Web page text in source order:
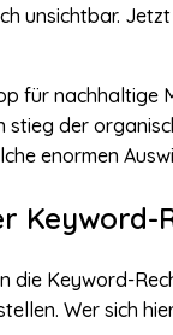
unsichtbar.
für
der
enormen
Keyword-
die Keyword-
Wer sich